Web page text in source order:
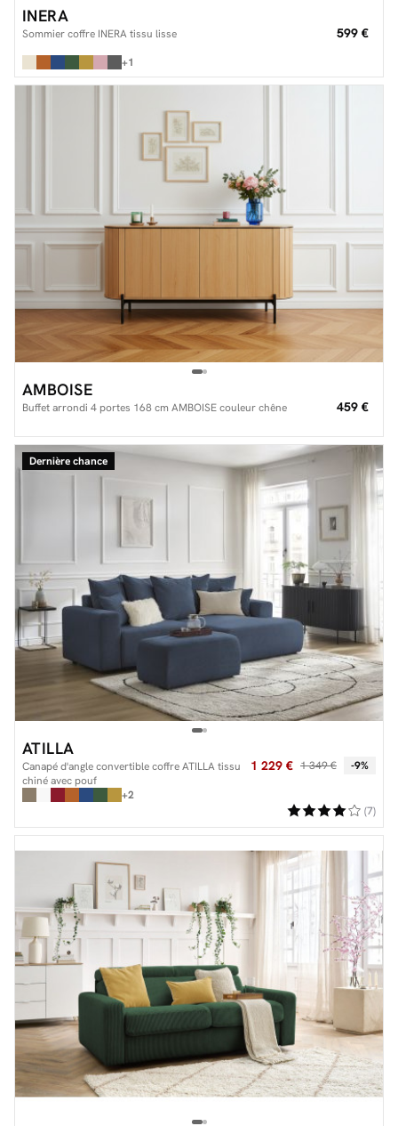
INERA
Sommier coffre INERA tissu lisse 599 €
+1
AMBOISE
Buffet arrondi 4 portes 168 cm AMBOISE couleur chêne 459 €
Dernière chance
ATILLA
Canapé d'angle convertible coffre ATILLA tissu
chiné avec pouf
1 229 € 1 349 € -9%
+2
(7)